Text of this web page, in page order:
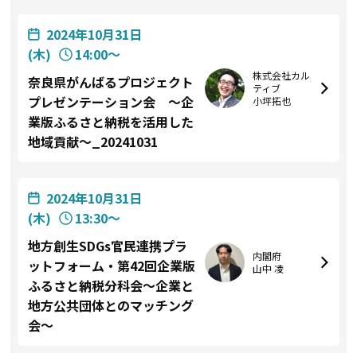
2024年10月31日
(木)
14:00〜
奈良県がんばるプロジェクト
プレゼンテーション会 ～企
業版ふるさと納税を活用した
地域貢献～_20241031
株式会社カル
ティブ
小坪拓也
2024年10月31日
(木)
13:30〜
地方創生SDGs官民連携プラ
ットフォーム・第42回企業版
ふるさと納税分科会～企業と
地方公共団体とのマッチング
会～
内閣府
山中 凌